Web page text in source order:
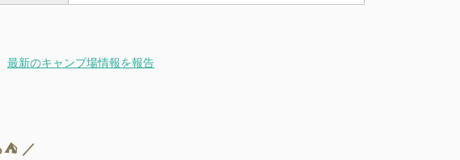
最新のキャンプ場情報を報告
／